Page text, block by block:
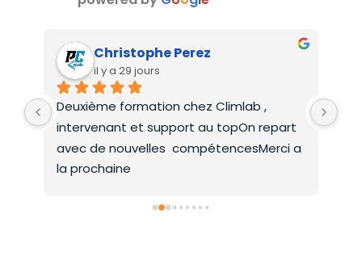
Christophe Perez
il y a 29 jours
Deuxième formation chez Climlab ,
intervenant et support au topOn repart
avec de nouvelles  compétencesMerci a
la prochaine